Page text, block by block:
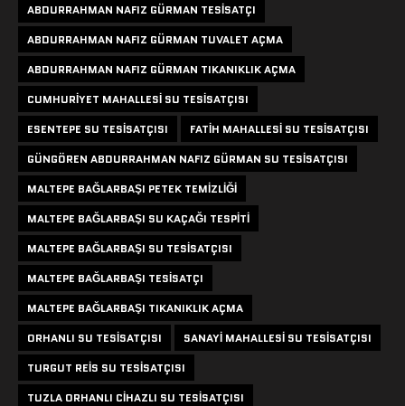
ABDURRAHMAN NAFIZ GÜRMAN TESISATÇI
ABDURRAHMAN NAFIZ GÜRMAN TUVALET AÇMA
ABDURRAHMAN NAFIZ GÜRMAN TIKANIKLIK AÇMA
CUMHURIYET MAHALLESI SU TESISATÇISI
ESENTEPE SU TESISATÇISI
FATIH MAHALLESI SU TESISATÇISI
GÜNGÖREN ABDURRAHMAN NAFIZ GÜRMAN SU TESISATÇISI
MALTEPE BAĞLARBAŞI PETEK TEMIZLIĞI
MALTEPE BAĞLARBAŞI SU KAÇAĞI TESPITI
MALTEPE BAĞLARBAŞI SU TESISATÇISI
MALTEPE BAĞLARBAŞI TESISATÇI
MALTEPE BAĞLARBAŞI TIKANIKLIK AÇMA
ORHANLI SU TESISATÇISI
SANAYI MAHALLESI SU TESISATÇISI
TURGUT REIS SU TESISATÇISI
TUZLA ORHANLI CIHAZLI SU TESISATÇISI